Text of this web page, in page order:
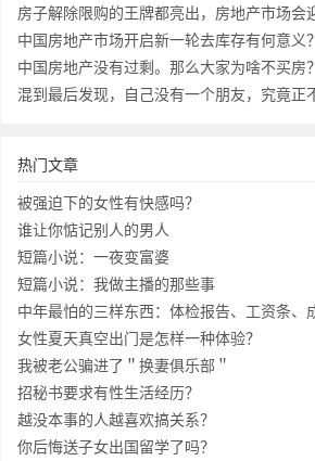
房子解除限购的王牌都亮出，房地产市场会
中国房地产市场开启新一轮去库存有何意义？
中国房地产没有过剩。那么大家为啥不买房？
混到最后发现，自己没有一个朋友，究竟正
热门文章
被强迫下的女性有快感吗？
谁让你惦记别人的男人
短篇小说：一夜变富婆
短篇小说：我做主播的那些事
中年最怕的三样东西：体检报告、工资条、
女性夏天真空出门是怎样一种体验？
我被老公骗进了＂换妻俱乐部＂
招秘书要求有性生活经历？
越没本事的人越喜欢搞关系？
你后悔送子女出国留学了吗？